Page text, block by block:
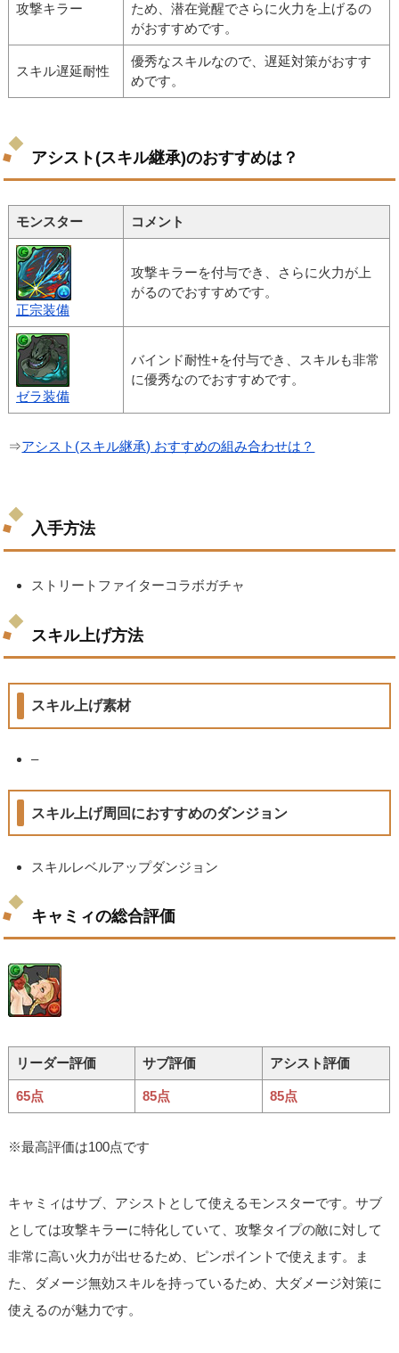
攻撃キラー
ため、潜在覚醒でさらに火力を上げるの
がおすすめです。
スキル遅延耐性
優秀なスキルなので、遅延対策がおすす
めです。
アシスト(スキル継承)のおすすめは？
モンスター コメント
正宗装備
攻撃キラーを付与でき、さらに火力が上
がるのでおすすめです。
ゼラ装備
バインド耐性+を付与でき、スキルも非常
に優秀なのでおすすめです。
⇒アシスト(スキル継承) おすすめの組み合わせは？
入手方法
ストリートファイターコラボガチャ
スキル上げ方法
スキル上げ素材
–
スキル上げ周回におすすめのダンジョン
スキルレベルアップダンジョン
キャミィの総合評価
リーダー評価 サブ評価 アシスト評価
65点 85点 85点
※最高評価は100点です
キャミィはサブ、アシストとして使えるモンスターです。サブ
としては攻撃キラーに特化していて、攻撃タイプの敵に対して
非常に高い火力が出せるため、ピンポイントで使えます。ま
た、ダメージ無効スキルを持っているため、大ダメージ対策に
使えるのが魅力です。